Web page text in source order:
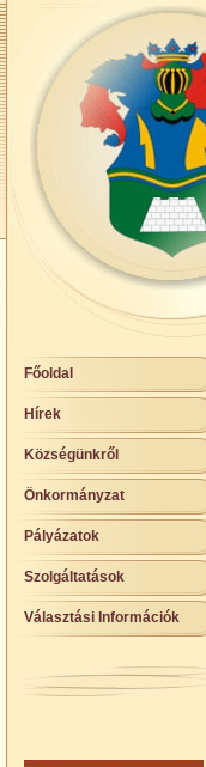
Főoldal
Hírek
Községünkről
Önkormányzat
Pályázatok
Szolgáltatások
Választási Információk